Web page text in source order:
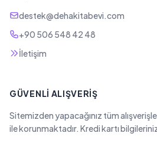
destek@dehakitabevi.com
+90 506 548 42 48
İletişim
GÜVENLI ALIŞVERIŞ
Sitemizden yapacağınız tüm
ile korunmaktadır. Kredi kartı